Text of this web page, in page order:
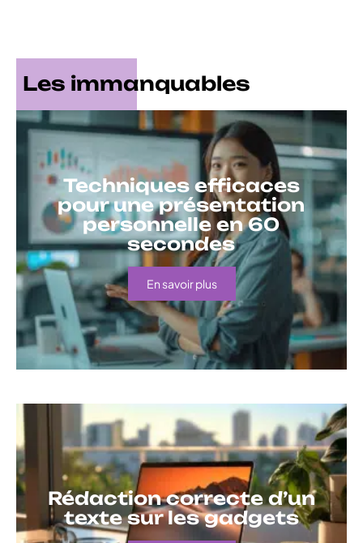
Les immanquables
Techniques efficaces
pour une présentation
personnelle en 60
secondes
En savoir plus
Rédaction correcte d’un
texte sur les gadgets